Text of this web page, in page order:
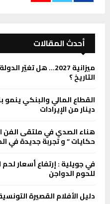
أحدث المقالات
ميزانية 2027… هل
التاريخ ؟
دينار من الإيرادات
هناء الصدي في ملتقى الفن
حكايات ” و تجربة جديدة في
للحوم الدواجن
دليل الأفلام القصيرة التونسية 2011 –